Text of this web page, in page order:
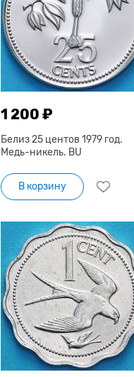
1 200 ₽
Белиз 25 центов 1979 год.
Медь-никель. BU
В корзину